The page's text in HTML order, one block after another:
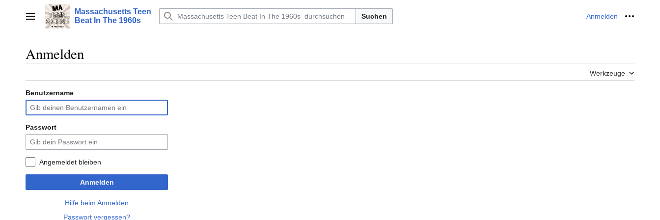
springenHauptmenü
Massachusetts Teen
Beat In The 1960s
Suchen Anmelden Meine
Anmelden
Werkzeuge
Benutzername
Passwort
Angemeldet bleiben
Anmelden
Hilfe beim Anmelden
Passwort vergessen?